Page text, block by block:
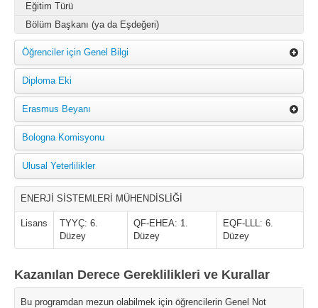
Eğitim Türü
Bölüm Başkanı (ya da Eşdeğeri)
Öğrenciler için Genel Bilgi
Diploma Eki
Erasmus Beyanı
Bologna Komisyonu
Ulusal Yeterlilikler
ENERJİ SİSTEMLERİ MÜHENDİSLİĞİ
Lisans
TYYÇ: 6.
Düzey
QF-EHEA: 1.
Düzey
EQF-LLL: 6.
Düzey
Kazanılan Derece Gereklilikleri ve Kurallar
Bu programdan mezun olabilmek için öğrencilerin Genel Not